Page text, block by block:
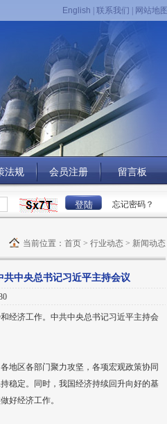
English 联系我们 网站地图
法规 会员注册 留言板
忘记密码？
当前位置： 首页 > 行业动态 > 新闻动态
中央总书记习近平主持会议
经济工作。中共中央总书记习近平主持会
地区各部门聚力攻坚，各项宏观政策协同
稳定。同时，我国经济持续回升向好的基
好经济工作。